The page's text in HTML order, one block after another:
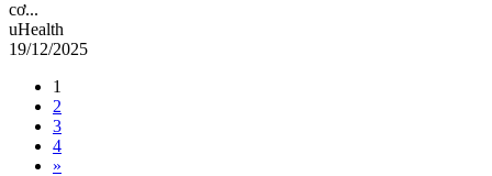
cơ...
uHealth
19/12/2025
1
2
3
4
»